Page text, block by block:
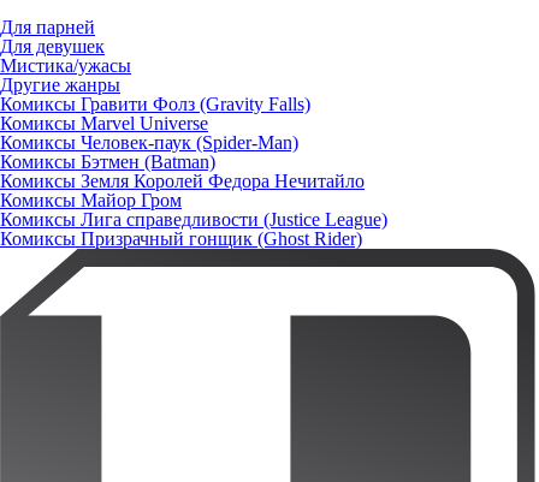
Для парней
Для девушек
Мистика/ужасы
Другие жанры
Комиксы Гравити Фолз (Gravity Falls)
Комиксы Marvel Universe
Комиксы Человек-паук (Spider-Man)
Комиксы Бэтмен (Batman)
Комиксы Земля Королей Федора Нечитайло
Комиксы Майор Гром
Комиксы Лига справедливости (Justice League)
Комиксы Призрачный гонщик (Ghost Rider)